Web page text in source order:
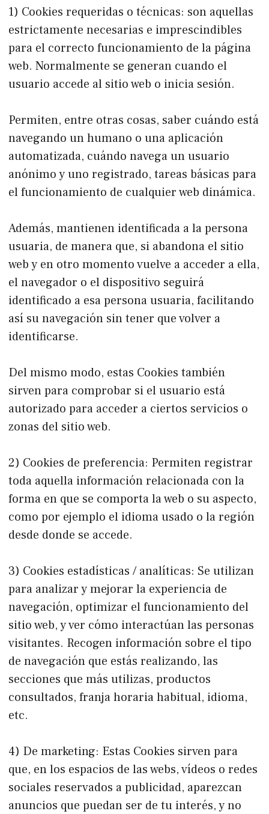
1) Cookies requeridas o técnicas: son aquellas
estrictamente necesarias e imprescindibles
para el correcto funcionamiento de la página
web. Normalmente se generan cuando el
usuario accede al sitio web o inicia sesión.
Permiten, entre otras cosas, saber cuándo está
navegando un humano o una aplicación
automatizada, cuándo navega un usuario
anónimo y uno registrado, tareas básicas para
el funcionamiento de cualquier web dinámica.
Además, mantienen identificada a la persona
usuaria, de manera que, si abandona el sitio
web y en otro momento vuelve a acceder a ella,
el navegador o el dispositivo seguirá
identificado a esa persona usuaria, facilitando
así su navegación sin tener que volver a
identificarse.
Del mismo modo, estas Cookies también
sirven para comprobar si el usuario está
autorizado para acceder a ciertos servicios o
zonas del sitio web.
2) Cookies de preferencia: Permiten registrar
toda aquella información relacionada con la
forma en que se comporta la web o su aspecto,
como por ejemplo el idioma usado o la región
desde donde se accede.
3) Cookies estadísticas / analíticas: Se utilizan
para analizar y mejorar la experiencia de
navegación, optimizar el funcionamiento del
sitio web, y ver cómo interactúan las personas
visitantes. Recogen información sobre el tipo
de navegación que estás realizando, las
secciones que más utilizas, productos
consultados, franja horaria habitual, idioma,
etc.
4) De marketing: Estas Cookies sirven para
que, en los espacios de las webs, vídeos o redes
sociales reservados a publicidad, aparezcan
anuncios que puedan ser de tu interés, y no